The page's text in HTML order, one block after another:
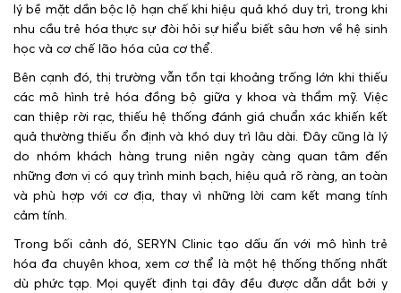
lý bề mặt dần bộc lộ hạn chế khi hiệu quả khó duy trì, trong khi
nhu cầu trẻ hóa thực sự đòi hỏi sự hiểu biết sâu hơn về hệ sinh
học và cơ chế lão hóa của cơ thể.
Bên cạnh đó, thị trường vẫn tồn tại khoảng trống lớn khi thiếu
các mô hình trẻ hóa đồng bộ giữa y khoa và thẩm mỹ. Việc
can thiệp rời rạc, thiếu hệ thống đánh giá chuẩn xác khiến kết
quả thường thiếu ổn định và khó duy trì lâu dài. Đây cũng là lý
do nhóm khách hàng trung niên ngày càng quan tâm đến
những đơn vị có quy trình minh bạch, hiệu quả rõ ràng, an toàn
và phù hợp với cơ địa, thay vì những lời cam kết mang tính
cảm tính.
Trong bối cảnh đó, SERYN Clinic tạo dấu ấn với mô hình trẻ
hóa đa chuyên khoa, xem cơ thể là một hệ thống thống nhất
dù phức tạp. Mọi quyết định tại đây đều được dẫn dắt bởi y